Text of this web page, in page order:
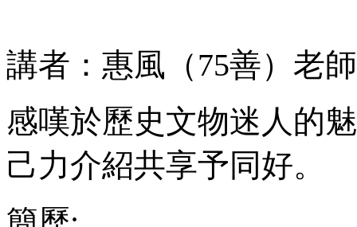
講者：惠風（75善）老師
感嘆於歷史文物迷人的
己力介紹共享予同好。